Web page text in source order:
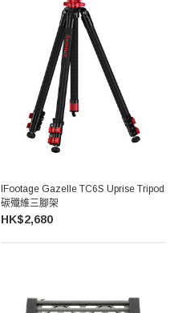
IFootage Gazelle TC6S Uprise Tripod
碳殲維三腳架
HK$2,680